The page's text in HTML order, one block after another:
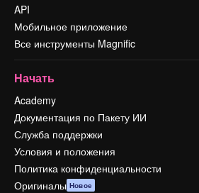
API
Мобильное приложение
Все инструменты Magnific
Начать
Academy
Документация по Пакету ИИ
Служба поддержки
Условия и положения
Политика конфиденциальности
Оригиналы Новое